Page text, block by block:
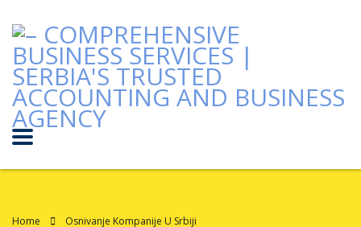
Home Osnivanje Kompanije U Srbiji